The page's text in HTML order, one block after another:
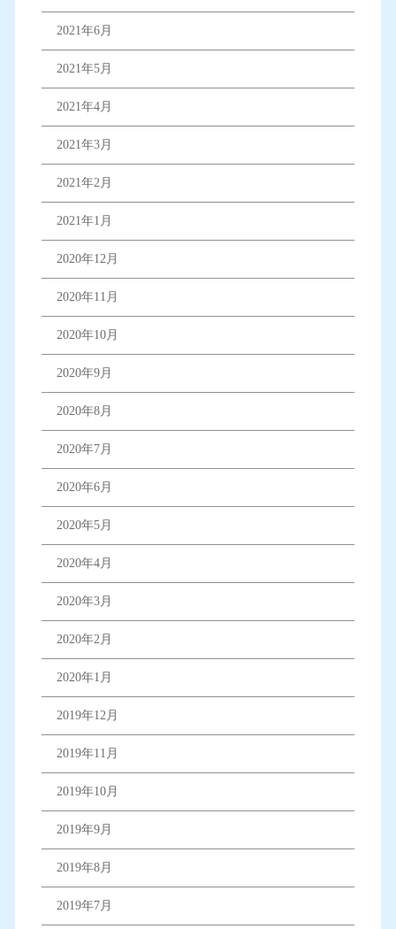
2021年6月
2021年5月
2021年4月
2021年3月
2021年2月
2021年1月
2020年12月
2020年11月
2020年10月
2020年9月
2020年8月
2020年7月
2020年6月
2020年5月
2020年4月
2020年3月
2020年2月
2020年1月
2019年12月
2019年11月
2019年10月
2019年9月
2019年8月
2019年7月